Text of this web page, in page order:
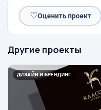
♡Оценить проект
Другие проекты
ДИЗАЙН И БРЕНДИНГ